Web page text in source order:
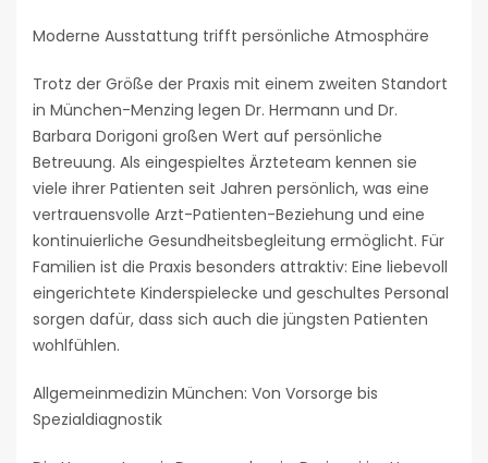
Moderne Ausstattung trifft persönliche Atmosphäre
Trotz der Größe der Praxis mit einem zweiten Standort
in München-Menzing legen Dr. Hermann und Dr.
Barbara Dorigoni großen Wert auf persönliche
Betreuung. Als eingespieltes Ärzteteam kennen sie
viele ihrer Patienten seit Jahren persönlich, was eine
vertrauensvolle Arzt-Patienten-Beziehung und eine
kontinuierliche Gesundheitsbegleitung ermöglicht. Für
Familien ist die Praxis besonders attraktiv: Eine liebevoll
eingerichtete Kinderspielecke und geschultes Personal
sorgen dafür, dass sich auch die jüngsten Patienten
wohlfühlen.
Allgemeinmedizin München: Von Vorsorge bis
Spezialdiagnostik